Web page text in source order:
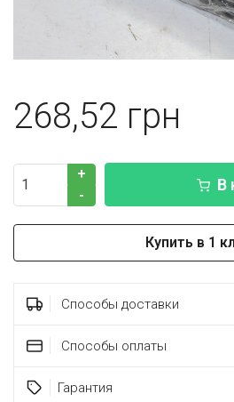
268,52
+
-
В
Купить в 1
Способы доставки
Способы оплаты
Гарантия